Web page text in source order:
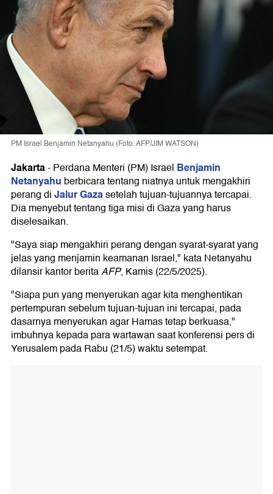
PM Israel Benjamin Netanyahu (Foto: AFP/JIM WATSON)
Jakarta-Perdana Menteri (PM) Israel Benjamin
Netanyahu berbicara tentang niatnya untuk mengakhiri
perang diJalur Gazasetelah tujuan-tujuannya tercapai.
Dia menyebut tentang tiga misi di Gaza yang harus
diselesaikan.
"Saya siap mengakhiri perang dengan syarat-syarat yang
jelas yang menjamin keamanan Israel," kata Netanyahu
dilansir kantor beritaAFP, Kamis (22/5/2025).
"Siapa pun yang menyerukan agar kita menghentikan
pertempuran sebelum tujuan-tujuan ini tercapai, pada
dasarnya menyerukan agar Hamas tetap berkuasa,"
imbuhnya kepada para wartawan saat konferensi pers di
Yerusalem pada Rabu (21/5) waktu setempat.